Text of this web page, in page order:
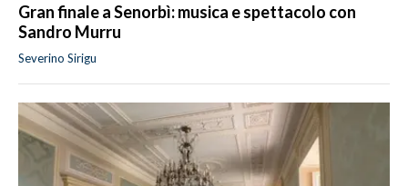
Gran finale a Senorbì: musica e spettacolo con
Sandro Murru
Severino Sirigu